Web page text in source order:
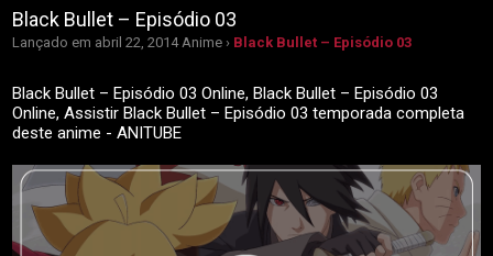
Black Bullet – Episódio 03
Lançado em abril 22, 2014 Anime › Black Bullet – Episódio 03
Black Bullet – Episódio 03 Online, Black Bullet – Episódio 03
Online, Assistir Black Bullet – Episódio 03 temporada completa
deste anime - ANITUBE